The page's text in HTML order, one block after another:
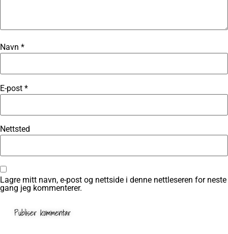
Navn *
E-post *
Nettsted
Lagre mitt navn, e-post og nettside i denne nettleseren for neste
gang jeg kommenterer.